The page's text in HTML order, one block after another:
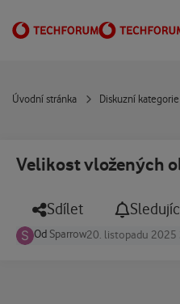
Úvodní stránka Diskuzní kategorie
Velikost vložených
Sdílet
Od Sparrow20. listopadu 2025